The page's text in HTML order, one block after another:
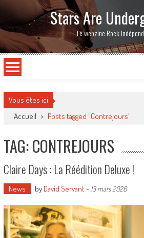
Stars Are
Le webzine Rock
Vous êtes ici
Accueil > Posts tagged "Contrejours"
TAG: CONTREJOURS
Claire Days : La Réédition Deluxe !
News by David Servant- 13 mars 2026